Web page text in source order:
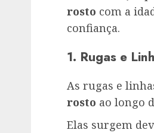
rosto com a
confiança.
1. Rugas e
As rugas e
rosto ao longo
Elas surgem